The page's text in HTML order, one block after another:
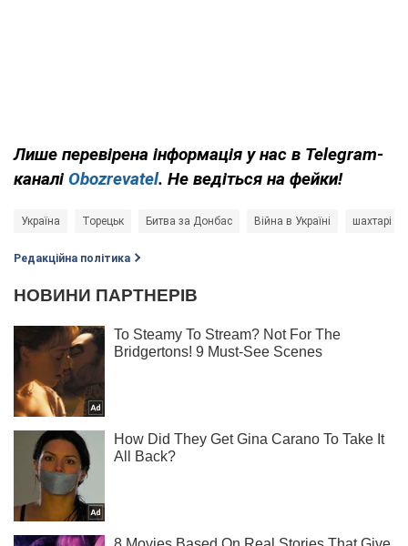
Лише перевірена інформація у нас в Telegram-
каналі Obozrevatel. Не ведіться на фейки!
Україна Торецьк Битва за Донбас Війна в Україні шахтарі
Редакційна політика